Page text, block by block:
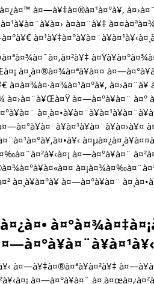
à¤—à¥‡à¤®à¤¹à¤°à¥‚
à¤­à¤¨à¥‡
à¤¸à¤®à¤¾à¤ªà¥à¤¤
à¤›à¤¨à¥
à¤—à¤°à¥à¤¨ à¤°
à¤—à¤°à¥à¤¨
à¤¸à¥à¤°à¥ à¤—à¤°à¥à¤¨
à¤—à¥‡à¤®à¤ªà¥à¤²à¥‡
à¤—à¤°à¥à¤¨